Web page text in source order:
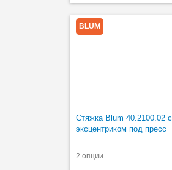
BLUM
Стяжка Blum 40.2100.02 с
эксцентриком под пресс
2 опции